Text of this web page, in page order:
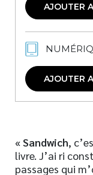
AJOUTER
AJOUTER
«Sandwich,
livre. J’ai ri
passages qui